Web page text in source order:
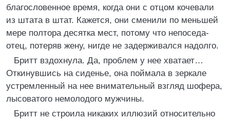
благословенное время, когда они с отцом кочевали
из штата в штат. Кажется, они сменили по меньшей
мере полтора десятка мест, потому что непоседа-
отец, потеряв жену, нигде не задерживался надолго.
Бритт вздохнула. Да, проблем у нее хватает…
Откинувшись на сиденье, она поймала в зеркале
устремленный на нее внимательный взгляд шофера,
лысоватого немолодого мужчины.
Бритт не строила никаких иллюзий относительно